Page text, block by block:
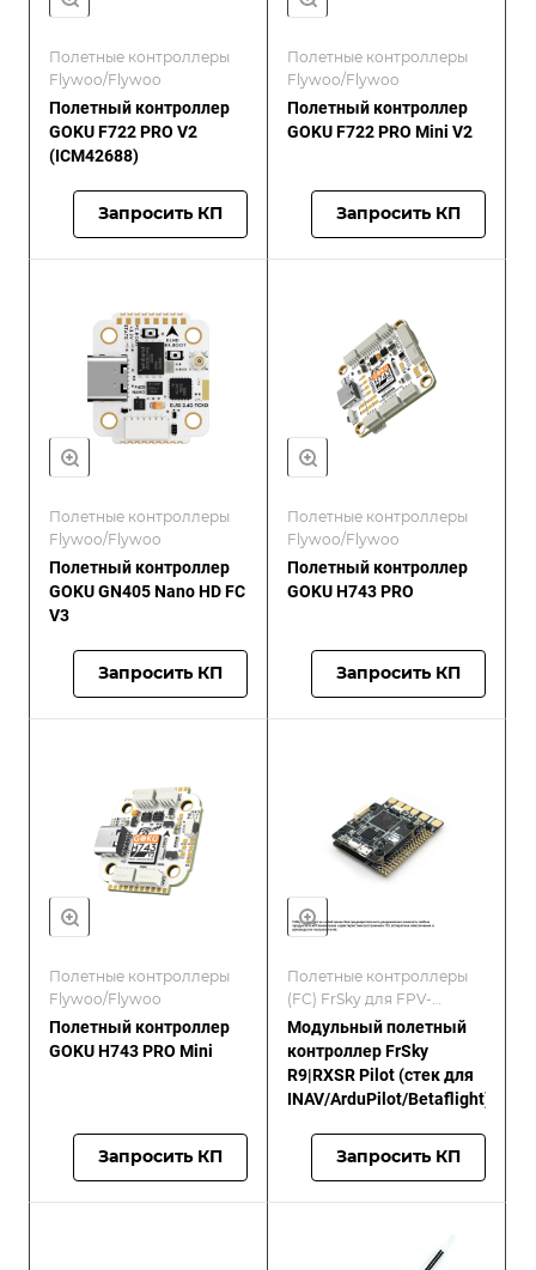
Полетные контроллеры
Flywoo/Flywoo
Полетный контроллер
GOKU F722 PRO V2
(ICM42688)
Запросить КП
Полетные контроллеры
Flywoo/Flywoo
Полетный контроллер
GOKU F722 PRO Mini V2
Запросить КП
Полетные контроллеры
Flywoo/Flywoo
Полетный контроллер
GOKU GN405 Nano HD FC
V3
Запросить КП
Полетные контроллеры
Flywoo/Flywoo
Полетный контроллер
GOKU H743 PRO
Запросить КП
Полетные контроллеры
Flywoo/Flywoo
Полетный контроллер
GOKU H743 PRO Mini
Запросить КП
Полетные контроллеры
(FC) FrSky для FPV-
дронов/FrSKY
Модульный полетный
контроллер FrSky
R9|RXSR Pilot (стек для
INAV/ArduPilot/Betaflight)
Запросить КП